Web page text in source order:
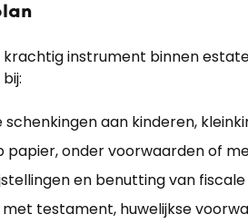
krachtig instrument binnen
aan kinderen,
papier, onder voorwaarden of
en benutting van
testament, huwelijkse